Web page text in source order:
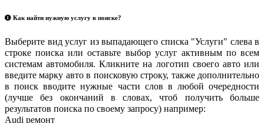
Как найти нужную услугу в поиске?
Выберите вид услуг из выпадающего списка "Услуги" слева в
строке поиска или оставьте выбор услуг активным по всем
системам автомобиля. Кликните на логотип своего авто или
введите марку авто в поисковую строку, также дополнительно
в поиск вводите нужные части слов в любой очередности
(лучше без окончаний в словах, чтоб получить больше
результатов поиска по своему запросу) например:
Audi ремонт